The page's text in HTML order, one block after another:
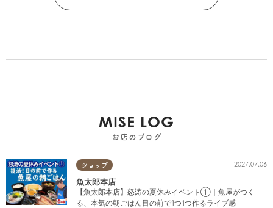
MISE LOG
お店のブログ
ショップ 2027.07.06
魚太郎本店
【魚太郎本店】怒涛の夏休みイベント①｜魚屋がつく
る、本気の朝ごはん目の前で1つ1つ作るライブ感